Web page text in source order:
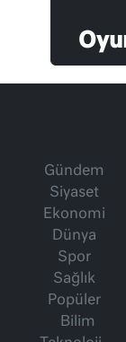
Gündem
Siyaset
Ekonomi
Dünya
Spor
Sağlık
Popüler
Bilim